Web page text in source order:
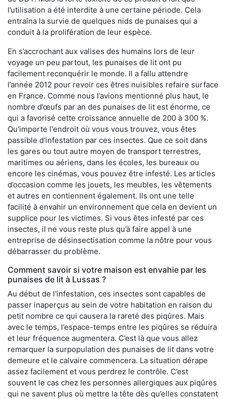
l’utilisation a été interdite à une certaine période. Cela
entraîna la survie de quelques nids de punaises qui a
conduit à la prolifération de leur espèce.
En s’accrochant aux valises des humains lors de leur
voyage un peu partout, les punaises de lit ont pu
facilement reconquérir le monde. Il a fallu attendre
l’année 2012 pour revoir ces êtres nuisibles refaire surface
en France. Comme nous l’avions mentionné plus haut, le
nombre d’œufs par an des punaises de lit est énorme, ce
qui a favorisé cette croissance annuelle de 200 à 300 %.
Qu'importe l'endroit où vous vous trouvez, vous êtes
passible d'infestation par ces insectes. Que ce soit dans
les gares ou tout autre moyen de transport terrestres,
maritimes ou aériens, dans les écoles, les bureaux ou
encore les cinémas, vous pouvez être infesté. Les articles
d’occasion comme les jouets, les meubles, les vêtements
et autres en contiennent également. Ils ont une telle
facilité à envahir un environnement que cela en devient un
supplice pour les victimes. Si vous êtes infesté par ces
insectes, il ne vous reste plus qu’à faire appel à une
entreprise de désinsectisation comme la nôtre pour vous
débarrasser du problème.
Comment savoir si votre maison est envahie par les
punaises de lit à Lussas ?
Au début de l'infestation, ces insectes sont capables de
passer inaperçus au sein de votre habitation en raison du
petit nombre ce qui causera la rareté des piqûres. Mais
avec le temps, l’espace-temps entre les piqûres se réduira
et leur fréquence augmentera. C’est là que vous allez
remarquer la surpopulation des punaises de lit dans votre
demeure et le calvaire commencera. La situation dérape
assez facilement et vous perdrez le contrôle. C’est
souvent le cas chez les personnes allergiques aux piqûres
qui ne savent plus où mettre la tête dès qu’elles constatent